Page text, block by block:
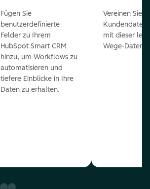
Fügen Sie
benutzerdefinierte
Felder zu Ihrem
HubSpot Smart CRM
hinzu, um Workflows zu
automatisieren und
tiefere Einblicke in Ihre
Daten zu erhalten.
Vereinen Sie
Kundendaten
mit dieser
Wege-Daten-